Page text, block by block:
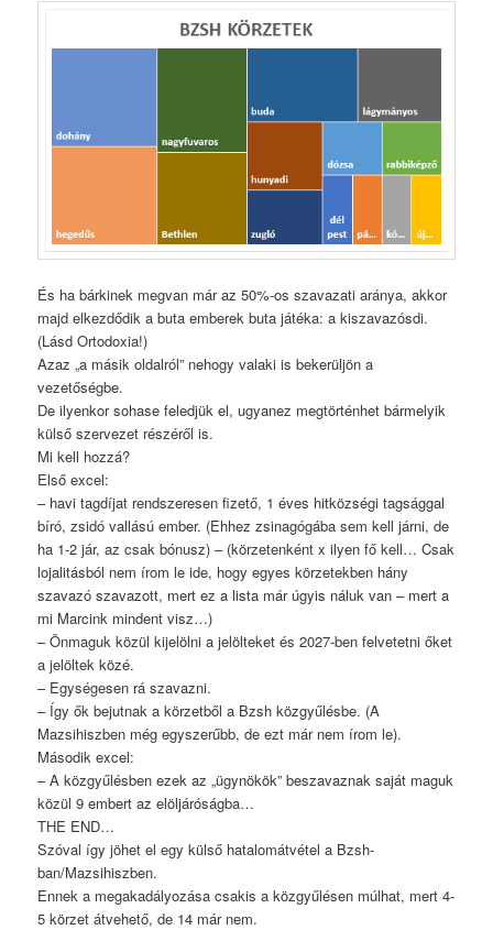
És ha bárkinek megvan már az 50%-os szavazati aránya, akkor
majd elkezdődik a buta emberek buta játéka: a kiszavazósdi.
(Lásd Ortodoxia!)
Azaz „a másik oldalról” nehogy valaki is bekerüljön a
vezetőségbe.
De ilyenkor sohase feledjük el, ugyanez megtörténhet bármelyik
külső szervezet részéről is.
Mi kell hozzá?
Első excel:
– havi tagdíjat rendszeresen fizető, 1 éves hitközségi tagsággal
bíró, zsidó vallású ember. (Ehhez zsinagógába sem kell járni, de
ha 1-2 jár, az csak bónusz) – (körzetenként x ilyen fő kell… Csak
lojalitásból nem írom le ide, hogy egyes körzetekben hány
szavazó szavazott, mert ez a lista már úgyis náluk van – mert a
mi Marcink mindent visz…)
– Önmaguk közül kijelölni a jelölteket és 2027-ben felvetetni őket
a jelöltek közé.
– Egységesen rá szavazni.
– Így ők bejutnak a körzetből a Bzsh közgyűlésbe. (A
Mazsihiszben még egyszerűbb, de ezt már nem írom le).
Második excel:
– A közgyűlésben ezek az „ügynökök” beszavaznak saját maguk
közül 9 embert az elöljáróságba…
THE END…
Szóval így jöhet el egy külső hatalomátvétel a Bzsh-
ban/Mazsihiszben.
Ennek a megakadályozása csakis a közgyűlésen múlhat, mert 4-
5 körzet átvehető, de 14 már nem.